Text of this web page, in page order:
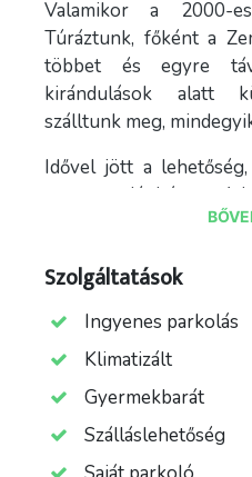
Valamikor a 2000-
Túráztunk, főként a
többet és egyre
kirándulások alatt
szálltunk meg,
Idővel jött a
egy vendégházat.
gyakorlatilag az
Kéktúra útvonalán
került a lenti képen
eladó tábla (nem a várra
nem tudtuk, hogy ez
A tervezgetés során
Szolgáltatások
Ingyenes parkolás
Klimatizált
Gyermekbarát
Szálláslehetőség